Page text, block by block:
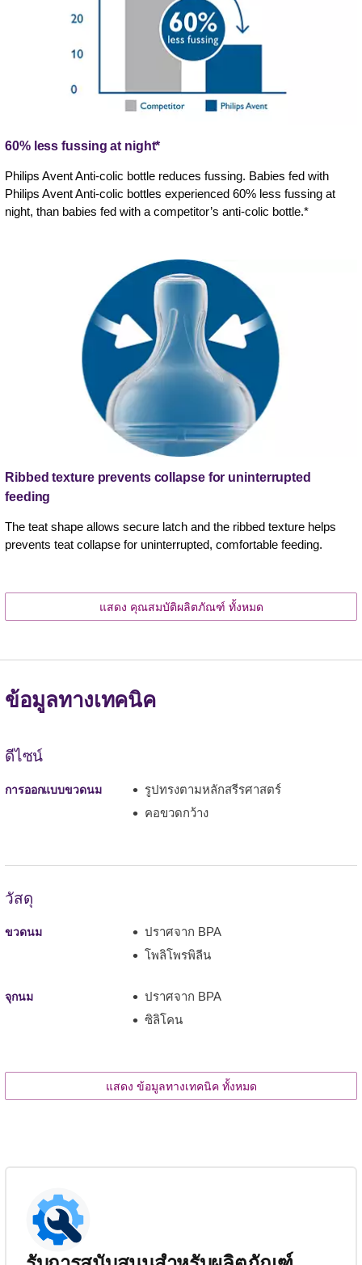
60% less fussing at night*
Philips Avent Anti-colic bottle reduces fussing. Babies fed with
Philips Avent Anti-colic bottles experienced 60% less fussing at
night, than babies fed with a competitor’s anti-colic bottle.*
Ribbed texture prevents collapse for uninterrupted
feeding
The teat shape allows secure latch and the ribbed texture helps
prevents teat collapse for uninterrupted, comfortable feeding.
แสดง คุณสมบัติผลิตภัณฑ์ ทั้งหมด
ข้อมูลทางเทคนิค
ดีไซน์
การออกแบบขวดนม
รูปทรงตามหลักสรีรศาสตร์
คอขวดกว้าง
วัสดุ
ขวดนม
ปราศจาก BPA
โพลิโพรพิลีน
จุกนม
ปราศจาก BPA
ซิลิโคน
แสดง ข้อมูลทางเทคนิค ทั้งหมด